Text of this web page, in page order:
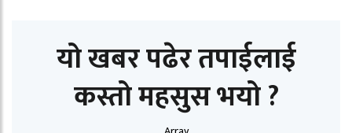
यो खबर पढेर तपाईलाई
कस्तो महसुस भयो ?